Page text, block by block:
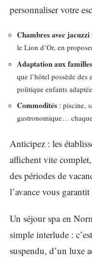
personnaliser votre
Chambres avec
le Lion d’Or, en
Adaptation aux
que l’hôtel possède des
politique enfants
Commodités : piscine,
gastronomique…
Anticipez : les
affichent vite
des périodes de
l’avance vous
Un séjour spa en
simple interlude :
suspendu, d’un luxe